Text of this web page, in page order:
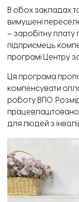
В обох закладах
вимушені
– заробітну плату
підприємець
програмі Центру
Ця програма
компенсувати
роботу ВПО.
для людей з